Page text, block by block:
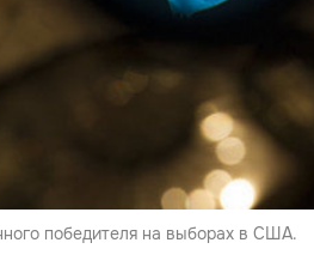
победителя на выборах в США.